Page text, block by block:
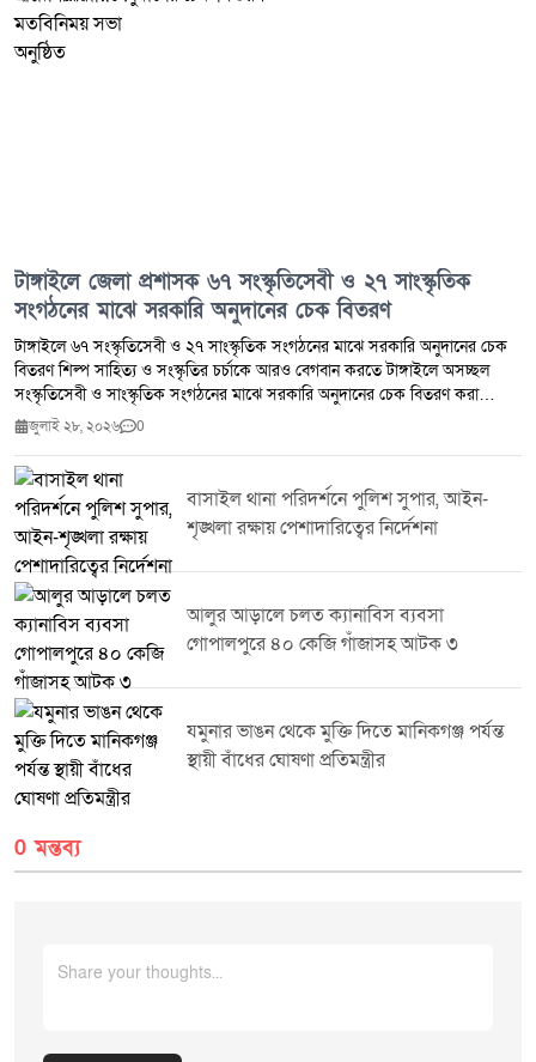
গুরুতর প্রতারণার অভিযোগে স্থানীয়দের মধ্যে ক্ষোভ ও উদ্বেগ বিরাজ করছে। অনেকেই
দোষীদের দৃষ্টান্তমূলক শাস্তি নিশ্চিত করার পাশাপাশি ক্ষতিগ্রস্ত গ্রাহকদের অর্থ ফেরত
দেওয়ার দাবি জানিয়েছেন।
টাঙ্গাইলে জেলা প্রশাসক ৬৭ সংস্কৃতিসেবী ও ২৭ সাংস্কৃতিক
সংগঠনের মাঝে সরকারি অনুদানের চেক বিতরণ
টাঙ্গাইলে ৬৭ সংস্কৃতিসেবী ও ২৭ সাংস্কৃতিক সংগঠনের মাঝে সরকারি অনুদানের চেক
বিতরণ শিল্প সাহিত্য ও সংস্কৃতির চর্চাকে আরও বেগবান করতে টাঙ্গাইলে অসচ্ছল
সংস্কৃতিসেবী ও সাংস্কৃতিক সংগঠনের মাঝে সরকারি অনুদানের চেক বিতরণ করা
হয়েছে।মঙ্গলবার (২৮ জুলাই ২০২৬) জেলা প্রশাসকের কার্যালয়ে আয়োজিত এক
অনুষ্ঠানে টাঙ্গাইলের জেলা প্রশাসক জেলার মোট ৬৭ জন অসচ্ছল সংস্কৃতিসেবী এবং
২৭টি সাংস্কৃতিক সংগঠনের মাঝে সর্বমোট ২৪ লাখ ৮৭ হাজার ৫০০ টাকা সরকারি
অনুদানের চেক বিতরণ করেন।অনুষ্ঠানে বক্তারা বলেন শিল্প সাহিত্য ও সংস্কৃতির
বিকাশে সরকারের এ ধরনের সহায়তা সংস্কৃতিচর্চাকে আরও গতিশীল করবে এবং
অসচ্ছল সংস্কৃতিসেবীদের সৃজনশীল কর্মকাণ্ডে গুরুত্বপূর্ণ ভূমিকা রাখবে।এ সময় জেলা
প্রশাসনের ঊর্ধ্বতন কর্মকর্তা বিভিন্ন সাংস্কৃতিক সংগঠনের প্রতিনিধি সংস্কৃতিসেবী এবং
আমন্ত্রিত অতিথিরা উপস্থিত ছিলেন।
জুলাই ২৮, ২০২৬ 0
বাসাইল থানা পরিদর্শনে পুলিশ সুপার, আইন-
শৃঙ্খলা রক্ষায় পেশাদারিত্বের নির্দেশনা
আলুর আড়ালে চলত ক্যানাবিস ব্যবসা
গোপালপুরে ৪০ কেজি গাঁজাসহ আটক ৩
যমুনার ভাঙন থেকে মুক্তি দিতে মানিকগঞ্জ পর্যন্ত
স্থায়ী বাঁধের ঘোষণা প্রতিমন্ত্রীর
0 মন্তব্য